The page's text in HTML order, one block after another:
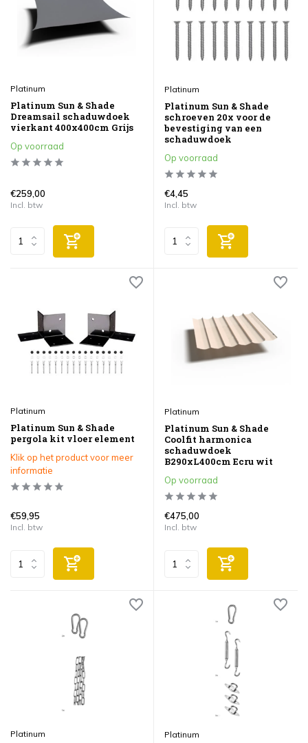
Platinum
Platinum Sun & Shade
Dreamsail schaduwdoek
vierkant 400x400cm Grijs
Op voorraad
€259,00
Incl. btw
Platinum
Platinum Sun & Shade
schroeven 20x voor de
bevestiging van een
schaduwdoek
Op voorraad
€4,45
Incl. btw
Platinum
Platinum Sun & Shade
pergola kit vloer element
Klik op het product voor meer
informatie
€59,95
Incl. btw
Platinum
Platinum Sun & Shade
Coolfit harmonica
schaduwdoek
B290xL400cm Ecru wit
Op voorraad
€475,00
Incl. btw
Platinum Platinum